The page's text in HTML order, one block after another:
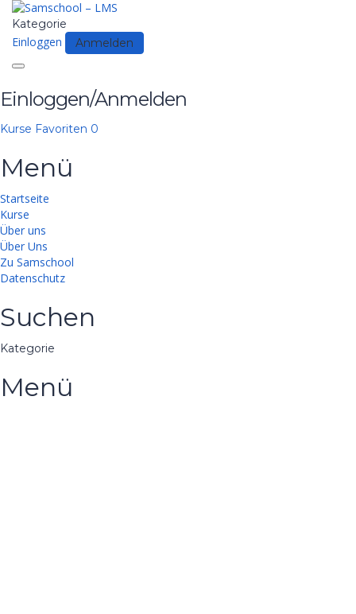
Kategorie
Einloggen Anmelden
Toggle
navigation
Einloggen/Anmelden
Kurse Favoriten 0
Menü
Startseite
Kurse
Über uns
Über Uns
Zu Samschool
Datenschutz
Suchen
Kategorie
Menü